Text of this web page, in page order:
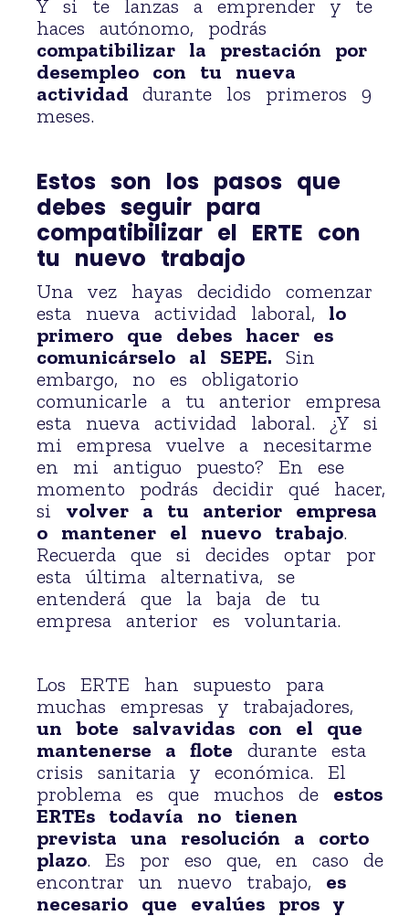
Y si te lanzas a emprender y te
haces autónomo, podrás
compatibilizar la prestación por
desempleo con tu nueva
actividad durante los primeros 9
meses.
Estos son los pasos que
debes seguir para
compatibilizar el ERTE con
tu nuevo trabajo
Una vez hayas decidido comenzar
esta nueva actividad laboral, lo
primero que debes hacer es
comunicárselo al SEPE. Sin
embargo, no es obligatorio
comunicarle a tu anterior empresa
esta nueva actividad laboral. ¿Y si
mi empresa vuelve a necesitarme
en mi antiguo puesto? En ese
momento podrás decidir qué hacer,
si volver a tu anterior empresa
o mantener el nuevo trabajo.
Recuerda que si decides optar por
esta última alternativa, se
entenderá que la baja de tu
empresa anterior es voluntaria.
Los ERTE han supuesto para
muchas empresas y trabajadores,
un bote salvavidas con el que
mantenerse a flote durante esta
crisis sanitaria y económica. El
problema es que muchos de estos
ERTEs todavía no tienen
prevista una resolución a corto
plazo. Es por eso que, en caso de
encontrar un nuevo trabajo, es
necesario que evalúes pros y